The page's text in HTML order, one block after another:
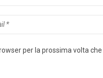
per la prossima volta